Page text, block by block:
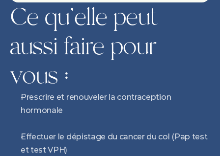
Ce qu'elle peut
aussi faire pour
vous :
Prescrire et renouveler la contraception
hormonale
Effectuer le dépistage du cancer du col (Pap test
et test VPH)